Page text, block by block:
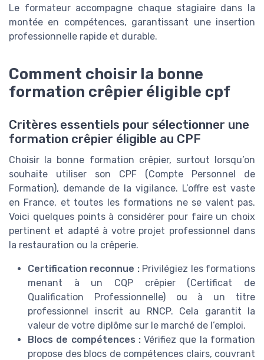
Le formateur accompagne chaque stagiaire dans la
montée en compétences, garantissant une insertion
professionnelle rapide et durable.
Comment choisir la bonne
formation crêpier éligible cpf
Critères essentiels pour sélectionner une
formation crêpier éligible au CPF
Choisir la bonne formation crêpier, surtout lorsqu’on
souhaite utiliser son CPF (Compte Personnel de
Formation), demande de la vigilance. L’offre est vaste
en France, et toutes les formations ne se valent pas.
Voici quelques points à considérer pour faire un choix
pertinent et adapté à votre projet professionnel dans
la restauration ou la crêperie.
Certification reconnue :Privilégiez les formations
menant à un CQP crêpier (Certificat de
Qualification Professionnelle) ou à un titre
professionnel inscrit au RNCP. Cela garantit la
valeur de votre diplôme sur le marché de l’emploi.
Blocs de compétences :Vérifiez que la formation
propose des blocs de compétences clairs, couvrant